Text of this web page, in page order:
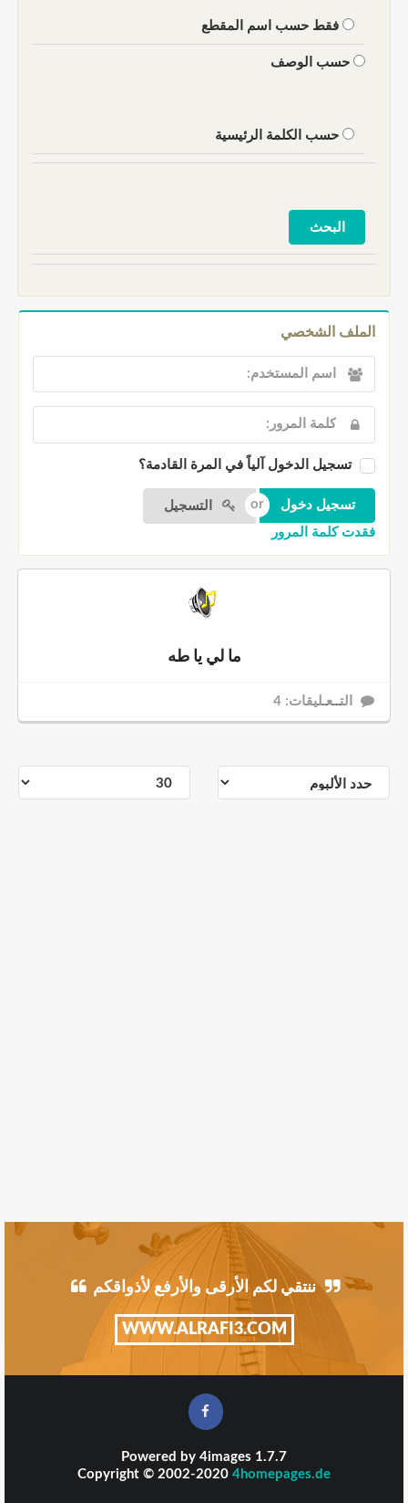
فقط حسب اسم المقطع
حسب الوصف
حسب الكلمة الرئيسية
الملف الشخصي
تسجيل الدخول آلياً في المرة القادمة؟
التسجيل
فقدت كلمة المرور
ما لي يا طه
التــعـليقات: 4
ننتقي لكم الأرقى والأرفع لأذواقكم
WWW.ALRAFI3.COM
Powered by 4images 1.7.7
Copyright © 2002-2020 4homepages.de